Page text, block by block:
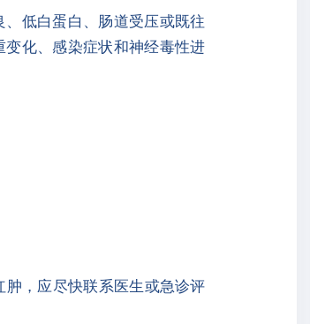
低白蛋白、肠道受压或既往
化、感染症状和神经毒性进
，应尽快联系医生或急诊评